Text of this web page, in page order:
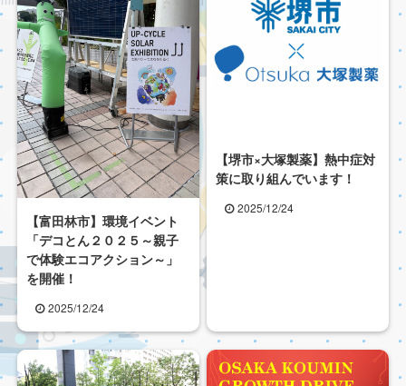
【富田林市】環境イベント
「デコとん２０２５～親子
で体験エコアクション～」
を開催！
2025/12/24
【堺市×大塚製薬】熱中症対
策に取り組んでいます！
2025/12/24